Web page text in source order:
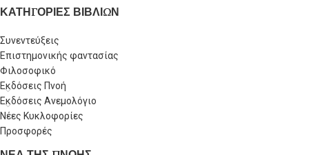
ΚΑΤΗΓΟΡΙΕΣ ΒΙΒΛΙΩΝ
Συνεντεύξεις
Επιστημονικής φαντασίας
Φιλοσοφικό
Εκδόσεις Πνοή
Εκδόσεις Ανεμολόγιο
Νέες Κυκλοφορίες
Προσφορές